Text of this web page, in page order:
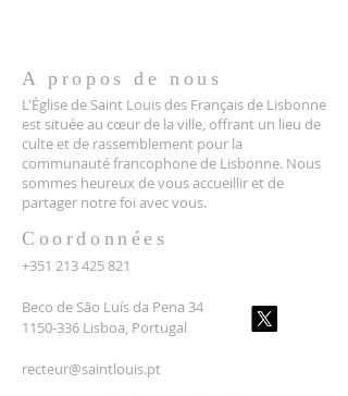
A propos de nous
L'Église de Saint Louis des Français de Lisbonne
est située au cœur de la ville, offrant un lieu de
culte et de rassemblement pour la
communauté francophone de Lisbonne. Nous
sommes heureux de vous accueillir et de
partager notre foi avec vous.
Coordonnées
+351 213 425 821
Beco de São Luís da Pena 34
1150-336 Lisboa, Portugal
recteur@saintlouis.pt